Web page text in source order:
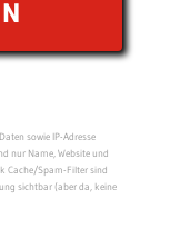
sowie IP-Adresse
nur Name, Website und
Cache/Spam-Filter sind
sichtbar (aber da, keine